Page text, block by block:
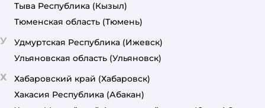
Тыва Республика (Кызыл)
Тюменская область (Тюмень)
У Удмуртская Республика (Ижевск)
Ульяновская область (Ульяновск)
Х Хабаровский край (Хабаровск)
Хакасия Республика (Абакан)